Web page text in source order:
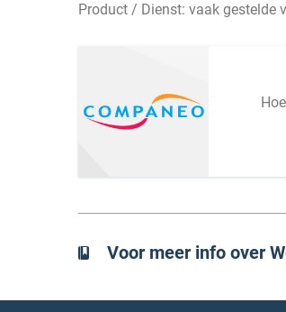
Product / Dienst: vaak gestelde
Voor meer info over